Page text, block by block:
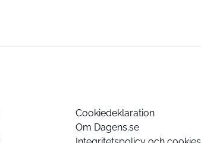
Cookiedeklaration
Om Dagens.se